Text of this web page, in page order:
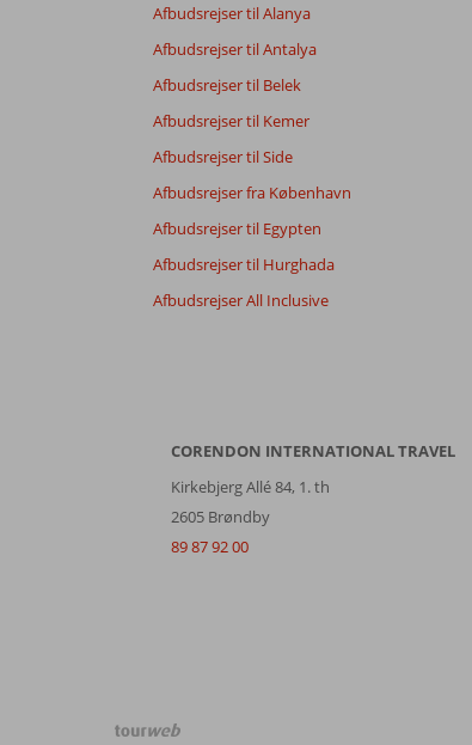
Sorter
dato (ny > gammel)
Afbudsrejser til Alanya
Afbudsrejser til Antalya
Afbudsrejser til Belek
Afbudsrejser til Kemer
Afbudsrejser til Side
Afbudsrejser fra København
Afbudsrejser til Egypten
Afbudsrejser til Hurghada
Afbudsrejser All Inclusive
CORENDON INTERNATIONAL TRAVEL
Kirkebjerg Allé 84, 1. th
2605 Brøndby
89 87 92 00
TourWeb